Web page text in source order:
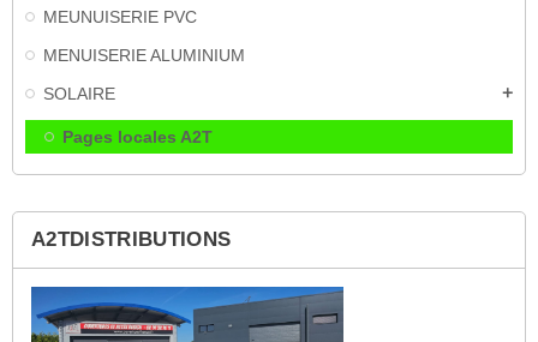
MEUNUISERIE PVC
MENUISERIE ALUMINIUM
SOLAIRE
add
Pages locales A2T
A2TDISTRIBUTIONS